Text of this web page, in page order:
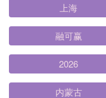
上海
融可赢
2026
内蒙古